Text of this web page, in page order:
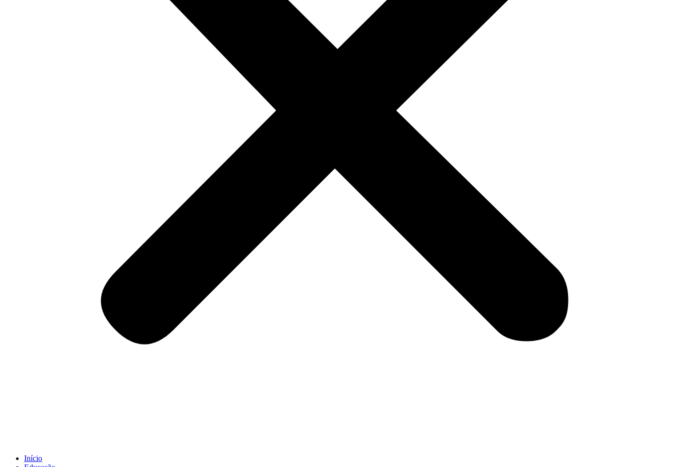
Início